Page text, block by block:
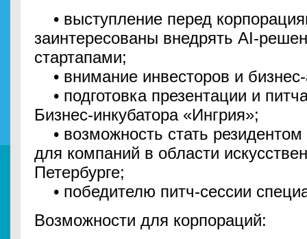
• выступление перед
заинтересованы внедрять AI-
стартапами;
• внимание инвесторов и бизнес-
• подготовка презентации и
Бизнес-инкубатора «Ингрия»;
• возможность стать резидентом
для компаний в области
Петербурге;
• победителю питч-сессии
Возможности для корпораций: